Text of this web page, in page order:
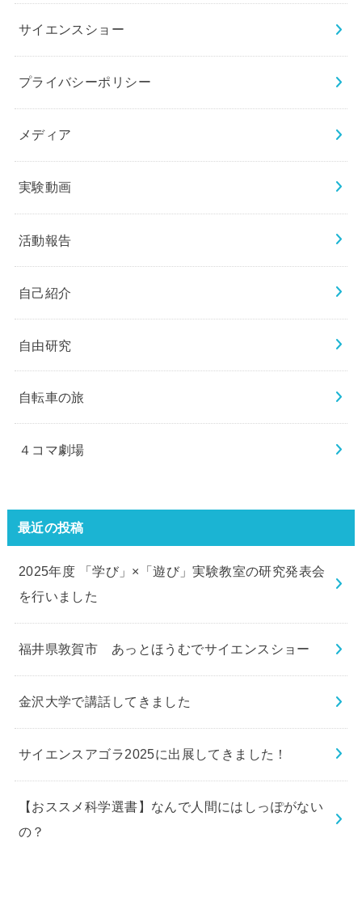
サイエンスショー
プライバシーポリシー
メディア
実験動画
活動報告
自己紹介
自由研究
自転車の旅
４コマ劇場
最近の投稿
2025年度 「学び」×「遊び」実験教室の研究発表会
を行いました
福井県敦賀市 あっとほうむでサイエンスショー
金沢大学で講話してきました
サイエンスアゴラ2025に出展してきました！
【おススメ科学選書】なんで人間にはしっぽがない
の？